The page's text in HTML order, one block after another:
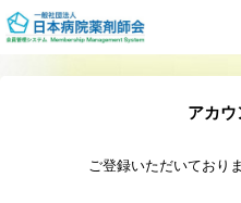
アカ
ご登録いただいており